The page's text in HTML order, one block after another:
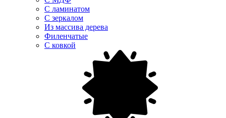
С ламинатом
С зеркалом
Из массива дерева
Филенчатые
С ковкой